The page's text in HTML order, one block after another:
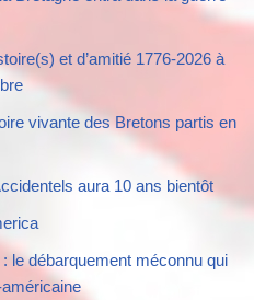
et d’amitié 1776-2026 à
vivante des Bretons partis en
aura 10 ans bientôt
le débarquement méconnu qui